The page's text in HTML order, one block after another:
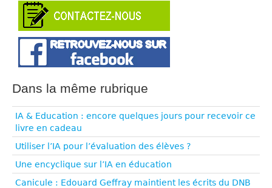
Dans la même rubrique
IA & Education : encore quelques jours pour recevoir ce
livre en cadeau
Utiliser l’IA pour l’évaluation des élèves ?
Une encyclique sur l’IA en éducation
Canicule : Edouard Geffray maintient les écrits du DNB